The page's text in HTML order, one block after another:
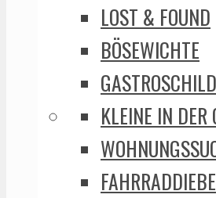
LOST & FOUND
BÖSEWICHTE
KLEINE IN DER
FAHRRADDIEBE